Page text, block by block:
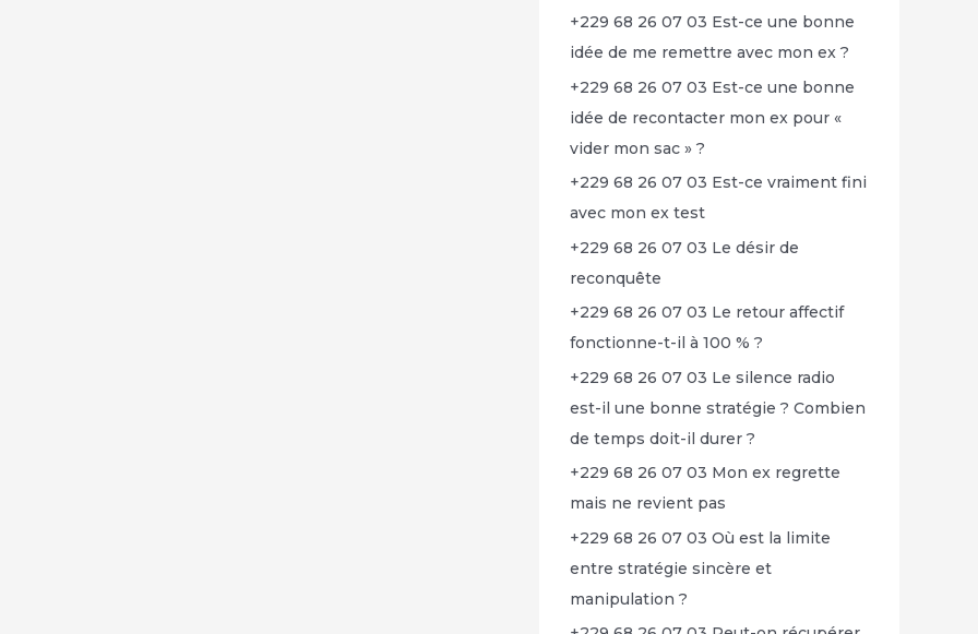
+229 68 26 07 03 Est-ce une bonne
idée de me remettre avec mon ex ?
+229 68 26 07 03 Est-ce une bonne
idée de recontacter mon ex pour «
vider mon sac » ?
+229 68 26 07 03 Est-ce vraiment fini
avec mon ex test
+229 68 26 07 03 Le désir de
reconquête
+229 68 26 07 03 Le retour affectif
fonctionne-t-il à 100 % ?
+229 68 26 07 03 Le silence radio
est-il une bonne stratégie ? Combien
de temps doit-il durer ?
+229 68 26 07 03 Mon ex regrette
mais ne revient pas
+229 68 26 07 03 Où est la limite
entre stratégie sincère et
manipulation ?